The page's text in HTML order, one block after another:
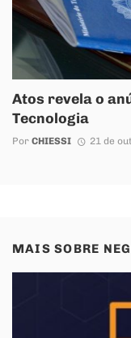
Atos revela o
Tecnologia
Por CHIESSI 21 de
MAIS SOBRE